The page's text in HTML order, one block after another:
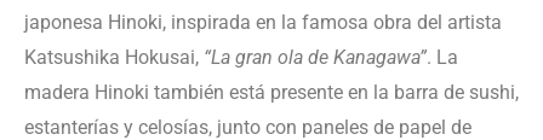
japonesa Hinoki, inspirada en la famosa obra del artista
Katsushika Hokusai, “La gran ola de Kanagawa”. La
madera Hinoki también está presente en la barra de sushi,
estanterías y celosías, junto con paneles de papel de